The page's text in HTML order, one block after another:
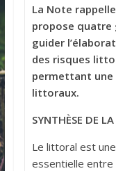
La Note
propose quatre
guider
des risques
permettant une
littoraux.
SYNTHÈSE DE
Le littoral est
essentielle entre